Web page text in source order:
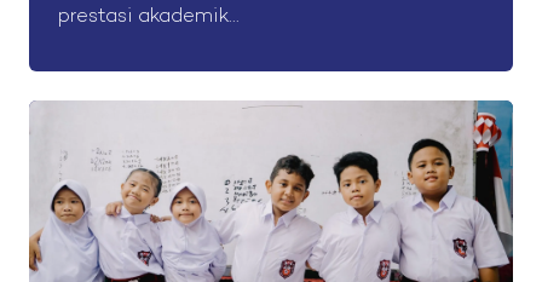
prestasi akademik...